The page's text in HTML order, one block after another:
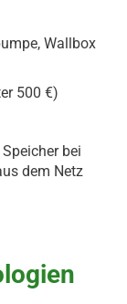
Wallbox
500 €)
bei
dem Netz